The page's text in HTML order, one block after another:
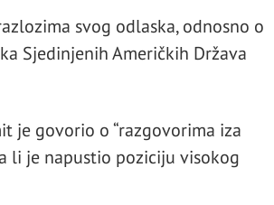
svog odlaska, odnosno o
Sjedinjenih Američkih Država
je govorio o “razgovorima iza
li je napustio poziciju visokog